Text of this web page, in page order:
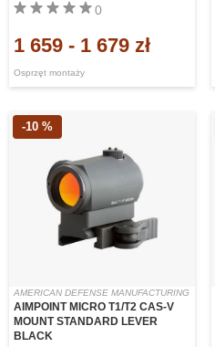
Osprzęt montaży
0
1 659 - 1 679 zł
-10 %
AMERICAN DEFENSE MANUFACTURING
AIMPOINT MICRO T1/T2 CAS-V
MOUNT STANDARD LEVER
BLACK